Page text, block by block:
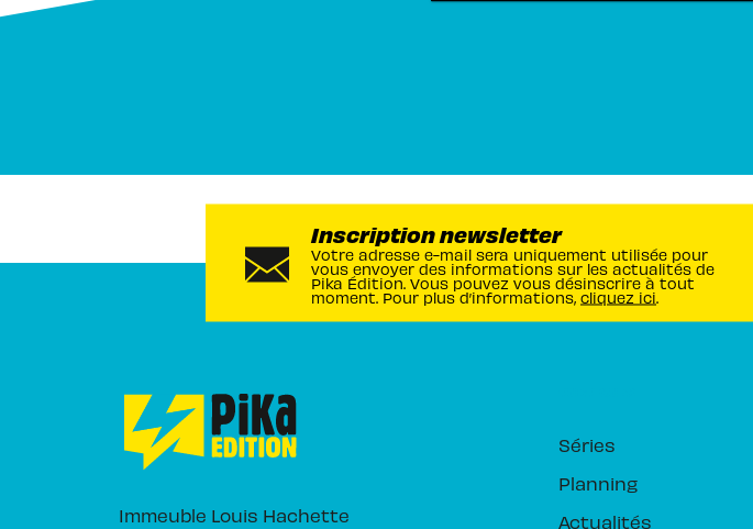
Inscription newsletter
Votre adresse e-mail sera uniquement utilisée pour
vous envoyer des informations sur les actualités de
Pika Édition. Vous pouvez vous désinscrire à tout
moment. Pour plus d’informations, cliquez ici
Immeuble Louis Hachette
Séries
Planning
Actualités